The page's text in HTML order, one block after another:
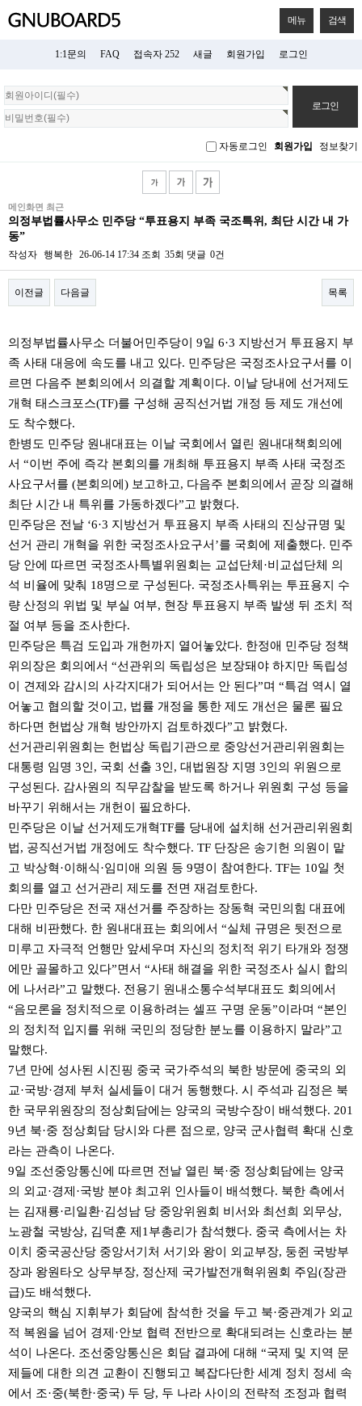
메뉴 검색
1:1문의 FAQ 접속자 252 새글 회원가입 로그인
회
원
로
자동로그인 회원가입 정보찾기
메인화면 최근
의정부법률사무소 민주당 “투표용지 부족 국조특위, 최단 시간 내 가
동”
작성자 행복한 26-06-14 17:34 조회 35회 댓글 0건
이전글 다음글 목록
의정부법률사무소 더불어민주당이 9일 6·3 지방선거 투표용지 부
족 사태 대응에 속도를 내고 있다. 민주당은 국정조사요구서를 이
르면 다음주 본회의에서 의결할 계획이다. 이날 당내에 선거제도
개혁 태스크포스(TF)를 구성해 공직선거법 개정 등 제도 개선에
도 착수했다.
한병도 민주당 원내대표는 이날 국회에서 열린 원내대책회의에
서 “이번 주에 즉각 본회의를 개최해 투표용지 부족 사태 국정조
사요구서를 (본회의에) 보고하고, 다음주 본회의에서 곧장 의결해
최단 시간 내 특위를 가동하겠다”고 밝혔다.
민주당은 전날 ‘6·3 지방선거 투표용지 부족 사태의 진상규명 및
선거 관리 개혁을 위한 국정조사요구서’를 국회에 제출했다. 민주
당 안에 따르면 국정조사특별위원회는 교섭단체·비교섭단체 의
석 비율에 맞춰 18명으로 구성된다. 국정조사특위는 투표용지 수
량 산정의 위법 및 부실 여부, 현장 투표용지 부족 발생 뒤 조치 적
절 여부 등을 조사한다.
민주당은 특검 도입과 개헌까지 열어놓았다. 한정애 민주당 정책
위의장은 회의에서 “선관위의 독립성은 보장돼야 하지만 독립성
이 견제와 감시의 사각지대가 되어서는 안 된다”며 “특검 역시 열
어놓고 협의할 것이고, 법률 개정을 통한 제도 개선은 물론 필요
하다면 헌법상 개혁 방안까지 검토하겠다”고 밝혔다.
선거관리위원회는 헌법상 독립기관으로 중앙선거관리위원회는
대통령 임명 3인, 국회 선출 3인, 대법원장 지명 3인의 위원으로
구성된다. 감사원의 직무감찰을 받도록 하거나 위원회 구성 등을
바꾸기 위해서는 개헌이 필요하다.
민주당은 이날 선거제도개혁TF를 당내에 설치해 선거관리위원회
법, 공직선거법 개정에도 착수했다. TF 단장은 송기헌 의원이 맡
고 박상혁·이해식·임미애 의원 등 9명이 참여한다. TF는 10일 첫
회의를 열고 선거관리 제도를 전면 재검토한다.
다만 민주당은 전국 재선거를 주장하는 장동혁 국민의힘 대표에
대해 비판했다. 한 원내대표는 회의에서 “실체 규명은 뒷전으로
미루고 자극적 언행만 앞세우며 자신의 정치적 위기 타개와 정쟁
에만 골몰하고 있다”면서 “사태 해결을 위한 국정조사 실시 합의
에 나서라”고 말했다. 전용기 원내소통수석부대표도 회의에서
“음모론을 정치적으로 이용하려는 셀프 구명 운동”이라며 “본인
의 정치적 입지를 위해 국민의 정당한 분노를 이용하지 말라”고
말했다.
7년 만에 성사된 시진핑 중국 국가주석의 북한 방문에 중국의 외
교·국방·경제 부처 실세들이 대거 동행했다. 시 주석과 김정은 북
한 국무위원장의 정상회담에는 양국의 국방수장이 배석했다. 201
9년 북·중 정상회담 당시와 다른 점으로, 양국 군사협력 확대 신호
라는 관측이 나온다.
9일 조선중앙통신에 따르면 전날 열린 북·중 정상회담에는 양국
의 외교·경제·국방 분야 최고위 인사들이 배석했다. 북한 측에서
는 김재룡·리일환·김성남 당 중앙위원회 비서와 최선희 외무상,
노광철 국방상, 김덕훈 제1부총리가 참석했다. 중국 측에서는 차
이치 중국공산당 중앙서기처 서기와 왕이 외교부장, 둥쥔 국방부
장과 왕원타오 상무부장, 정산제 국가발전개혁위원회 주임(장관
급)도 배석했다.
양국의 핵심 지휘부가 회담에 참석한 것을 두고 북·중관계가 외교
적 복원을 넘어 경제·안보 협력 전반으로 확대되려는 신호라는 분
석이 나온다. 조선중앙통신은 회담 결과에 대해 “국제 및 지역 문
제들에 대한 의견 교환이 진행되고 복잡다단한 세계 정치 정세 속
에서 조·중(북한·중국) 두 당, 두 나라 사이의 전략적 조정과 협력